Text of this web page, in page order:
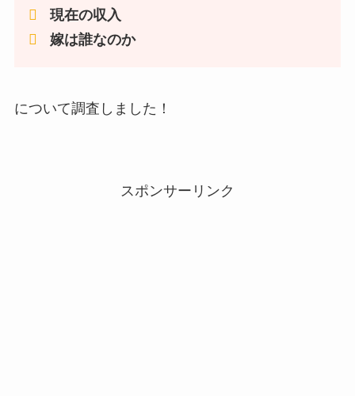
現在の収入
嫁は誰なのか
について調査しました！
スポンサーリンク